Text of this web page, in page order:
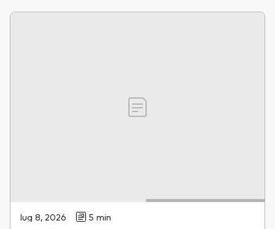
lug 8, 2026 5 min